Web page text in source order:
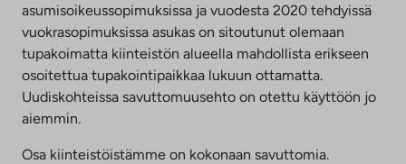
asumisoikeussopimuksissa ja vuodesta 2020 tehdyissä
vuokrasopimuksissa asukas on sitoutunut olemaan
tupakoimatta kiinteistön alueella mahdollista erikseen
osoitettua tupakointipaikkaa lukuun ottamatta.
Uudiskohteissa savuttomuusehto on otettu käyttöön jo
aiemmin.
Osa kiinteistöistämme on kokonaan savuttomia.